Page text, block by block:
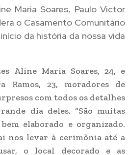
Maria Soares, Paulo Victor
o Casamento Comunitário
da história da nossa vida
Aline Maria Soares, 24, e
Ramos, 23, moradores de
com todos os detalhes
dia deles. “São muitas
elaborado e organizado.
nos levar à cerimônia até a
o local decorado e as